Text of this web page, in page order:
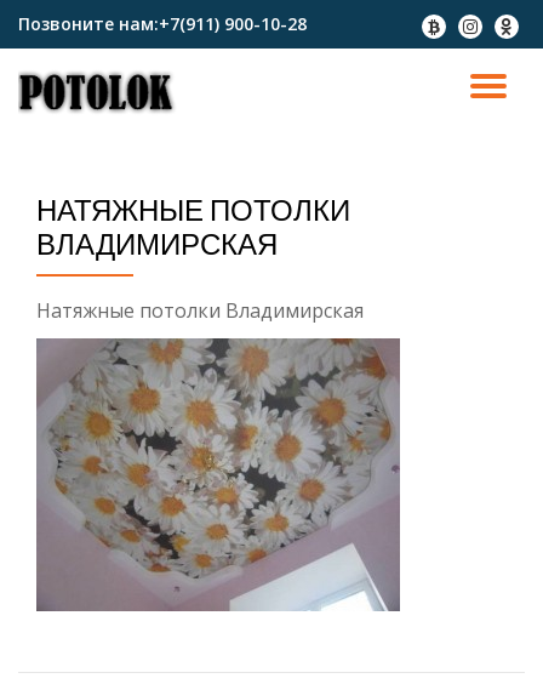
содержимому
Позвоните нам:+7(911) 900-10-28
fa-
btc
fa-
instagram
fa-
НАТЯЖНЫЕ ПОТОЛКИ
ВЛАДИМИРСКАЯ
Натяжные потолки Владимирская